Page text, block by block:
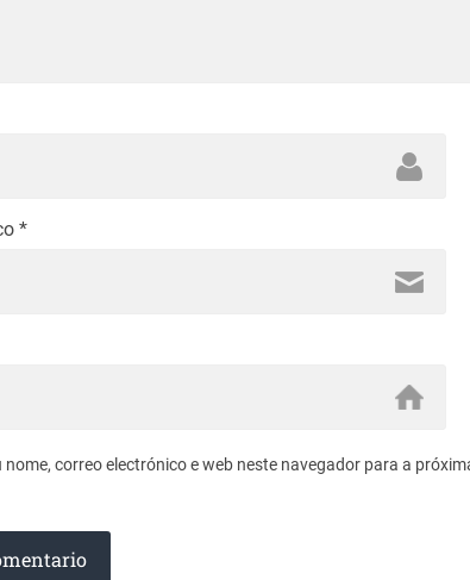
*
nome, correo electrónico e web neste navegador para a